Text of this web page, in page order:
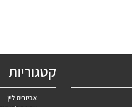
קטגוריות
אביזרים ליין